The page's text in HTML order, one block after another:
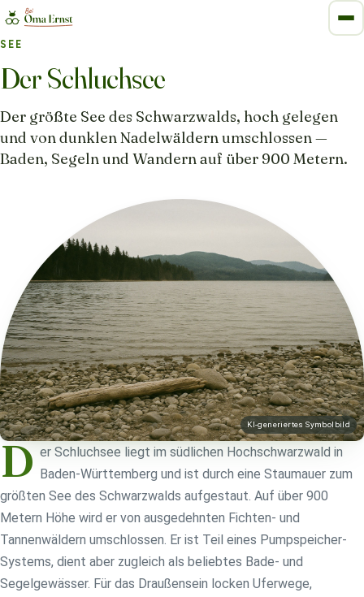
SEE
Der Schluchsee
Der größte See des Schwarzwalds, hoch gelegen
und von dunklen Nadelwäldern umschlossen —
Baden, Segeln und Wandern auf über 900 Metern.
KI-generiertes Symbolbild
D er Schluchsee liegt im südlichen Hochschwarzwald in
Baden-Württemberg und ist durch eine Staumauer zum
größten See des Schwarzwalds aufgestaut. Auf über 900
Metern Höhe wird er von ausgedehnten Fichten- und
Tannenwäldern umschlossen. Er ist Teil eines Pumpspeicher-
Systems, dient aber zugleich als beliebtes Bade- und
Segelgewässer. Für das Draußensein locken Uferwege,